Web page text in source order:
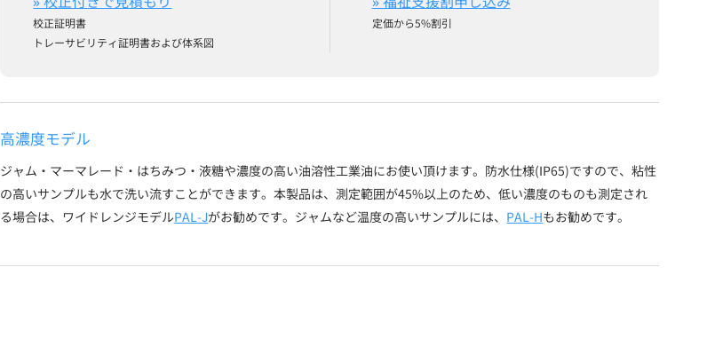
校正証明書
トレーサビリティ証明書および体系図
定価から5%割引
高濃度モデル
ジャム・マーマレード・はちみつ・液糖や濃度の高い油溶性工業油にお使い頂けます。防水仕様(IP65)ですので、粘性
の高いサンプルも水で洗い流すことができます。本製品は、測定範囲が45%以上のため、低い濃度のものも測定され
る場合は、ワイドレンジモデルPAL-Jがお勧めです。ジャムなど温度の高いサンプルには、 PAL-Hもお勧めです。